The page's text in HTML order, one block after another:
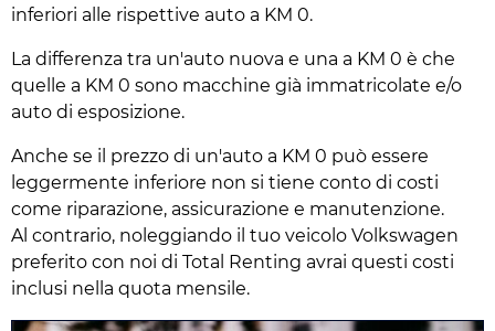
inferiori alle rispettive auto a KM 0.
La differenza tra un'auto nuova e una a KM 0 è che
quelle a KM 0 sono macchine già immatricolate e/o
auto di esposizione.
Anche se il prezzo di un'auto a KM 0 può essere
leggermente inferiore non si tiene conto di costi
come riparazione, assicurazione e manutenzione.
Al contrario, noleggiando il tuo veicolo Volkswagen
preferito con noi di Total Renting avrai questi costi
inclusi nella quota mensile.